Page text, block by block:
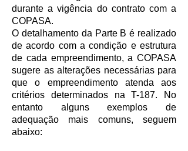
durante a vigência do contrato com a
COPASA.
O detalhamento da Parte B é realizado
de acordo com a condição e estrutura
de cada empreendimento, a COPASA
sugere as alterações necessárias para
que o empreendimento atenda aos
critérios determinados na T-187. No
entanto alguns exemplos de
adequação mais comuns, seguem
abaixo: